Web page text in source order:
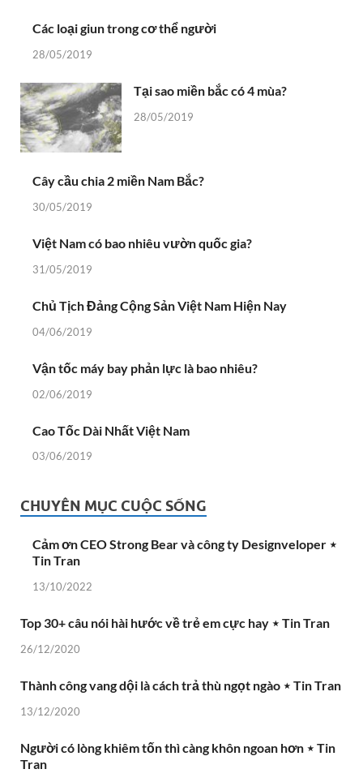
Các loại giun trong cơ thể người
28/05/2019
Tại sao miền bắc có 4 mùa?
28/05/2019
Cây cầu chia 2 miền Nam Bắc?
30/05/2019
Việt Nam có bao nhiêu vườn quốc gia?
31/05/2019
Chủ Tịch Đảng Cộng Sản Việt Nam Hiện Nay
04/06/2019
Vận tốc máy bay phản lực là bao nhiêu?
02/06/2019
Cao Tốc Dài Nhất Việt Nam
03/06/2019
CHUYÊN MỤC CUỘC SỐNG
Cảm ơn CEO Strong Bear và công ty Designveloper ⋆
Tin Tran
13/10/2022
Top 30+ câu nói hài hước về trẻ em cực hay ⋆ Tin Tran
26/12/2020
Thành công vang dội là cách trả thù ngọt ngào ⋆ Tin Tran
13/12/2020
Người có lòng khiêm tốn thì càng khôn ngoan hơn ⋆ Tin
Tran